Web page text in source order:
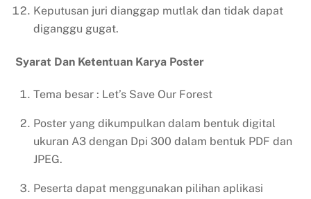
Keputusan juri dianggap mutlak dan tidak dapat
diganggu gugat.
Syarat Dan Ketentuan Karya Poster
Tema besar : Let’s Save Our Forest
Poster yang dikumpulkan dalam bentuk digital
ukuran A3 dengan Dpi 300 dalam bentuk PDF dan
JPEG.
Peserta dapat menggunakan pilihan aplikasi